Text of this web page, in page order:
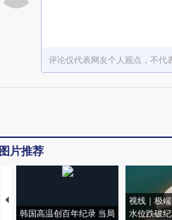
评论仅代表网友个人观点，不代
图片推荐
韩国高温创百年纪录 当局
视线｜极
水位跌破